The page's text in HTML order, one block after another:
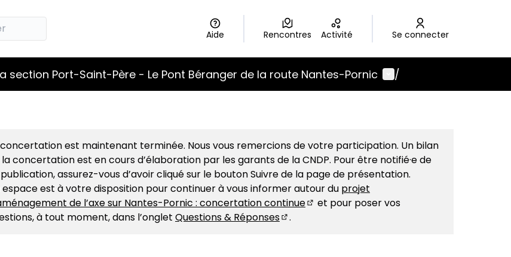
Aide Rencontres Activité Se connecter
section Port-Saint-Père - Le Pont Béranger de la route Nantes-Pornic Menu utilisateur
/
concertation est maintenant terminée. Nous vous remercions de votre participation. Un bilan
concertation est en cours d’élaboration par les garants de la CNDP. Pour être notifié·e de
assurez-vous d’avoir cliqué sur le bouton Suivre de la page de présentation.
espace est à votre disposition pour continuer à vous informer autour du projet
de l’axe sur Nantes-Pornic : concertation continue
(S'ouvre dans un nouvel onglet)
et pour poser vos
à tout moment, dans l’onglet Questions & Réponses .